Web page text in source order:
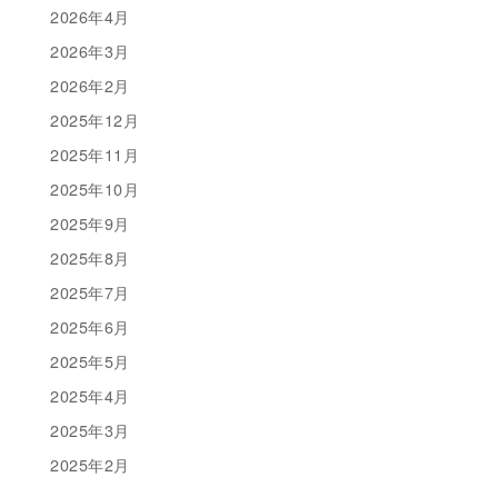
2026年4月
2026年3月
2026年2月
2025年12月
2025年11月
2025年10月
2025年9月
2025年8月
2025年7月
2025年6月
2025年5月
2025年4月
2025年3月
2025年2月